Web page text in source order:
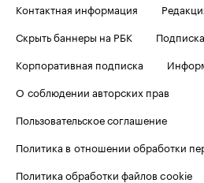
Контактная информация
Скрыть баннеры на РБК
Корпоративная подписка
О соблюдении авторских прав
Пользовательское соглашение
Политика в отношении обработки
Политика обработки файлов cookie